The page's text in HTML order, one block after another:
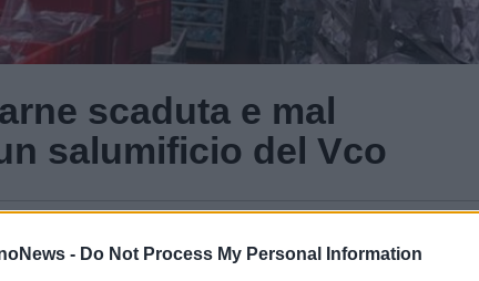
- Do Not Process My Personal Information
scaduta e mal
salumificio del Vco
Guarda l'archivio